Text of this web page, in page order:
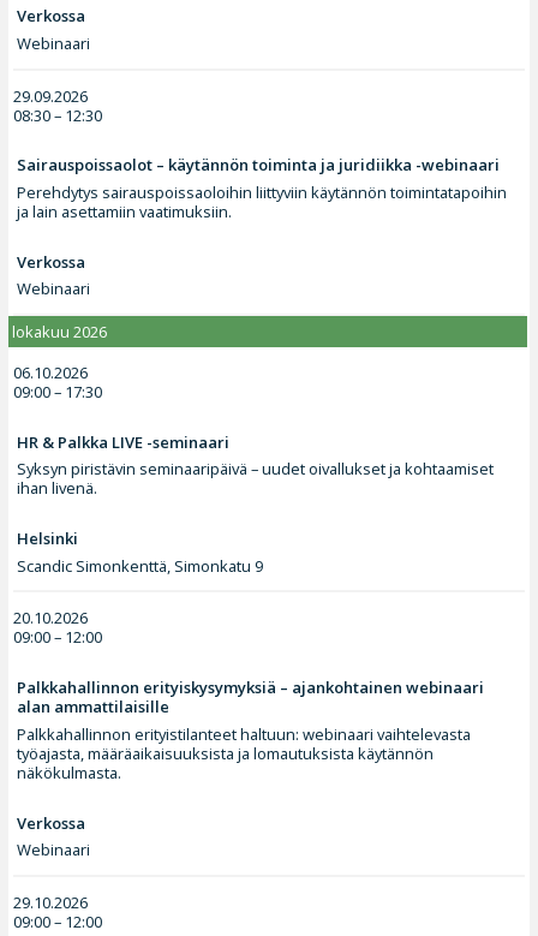
Verkossa
Webinaari
29.09.2026
08:30 – 12:30
Sairauspoissaolot – käytännön toiminta ja juridiikka -webinaari
Perehdytys sairauspoissaoloihin liittyviin käytännön toimintatapoihin
ja lain asettamiin vaatimuksiin.
Verkossa
Webinaari
lokakuu 2026
06.10.2026
09:00 – 17:30
HR & Palkka LIVE -seminaari
Syksyn piristävin seminaaripäivä – uudet oivallukset ja kohtaamiset
ihan livenä.
Helsinki
Scandic Simonkenttä, Simonkatu 9
20.10.2026
09:00 – 12:00
Palkkahallinnon erityiskysymyksiä – ajankohtainen webinaari
alan ammattilaisille
Palkkahallinnon erityistilanteet haltuun: webinaari vaihtelevasta
työajasta, määräaikaisuuksista ja lomautuksista käytännön
näkökulmasta.
Verkossa
Webinaari
29.10.2026
09:00 – 12:00